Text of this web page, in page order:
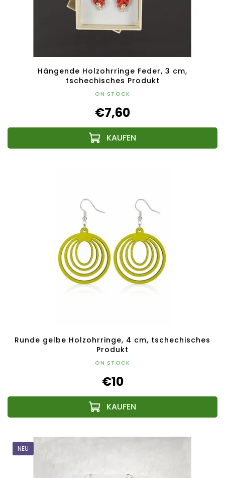
Hängende Holzohrringe Feder, 3 cm,
tschechisches Produkt
ON STOCK
€7,60
Runde gelbe Holzohrringe, 4 cm, tschechisches
Produkt
ON STOCK
€10
NEU